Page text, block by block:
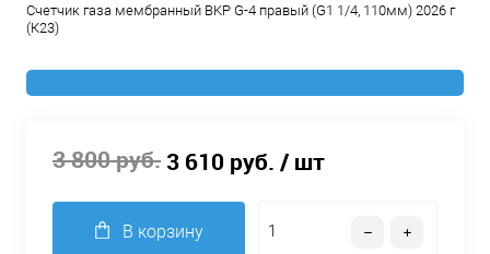
Счетчик газа мембранный BKР G-4 правый (G1 1/4, 110мм) 2026 г
(К23)
3 800 руб. 3 610 руб. / шт
В корзину